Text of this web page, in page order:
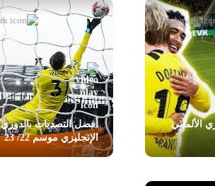
الألماني
أفضل التصديات بالدوري
الإنجليزي موسم 22/ 23